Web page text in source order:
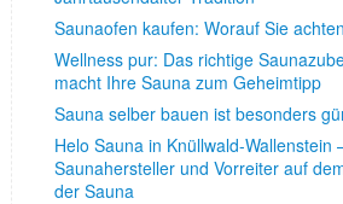
Saunaofen kaufen: Worauf Sie
Wellness pur: Das richtige
macht Ihre Sauna zum Geheimtipp
Sauna selber bauen ist besonders
Helo Sauna in Knüllwald-Wallenstein
Saunahersteller und Vorreiter auf
der Sauna